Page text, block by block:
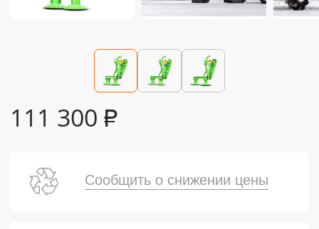
111 300 ₽
Сообщить о снижении цены